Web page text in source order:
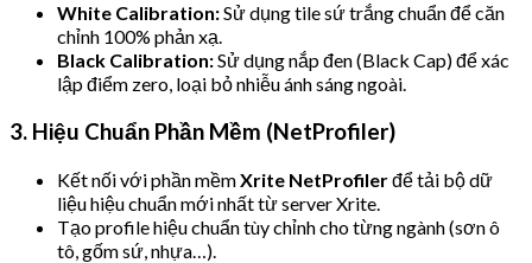
White Calibration:Sử dụng tile sứ trắng chuẩn để căn
chỉnh 100% phản xạ.
Black Calibration:Sử dụng nắp đen (Black Cap) để xác
lập điểm zero, loại bỏ nhiễu ánh sáng ngoài.
3. Hiệu Chuẩn Phần Mềm (NetProfiler)
Kết nối với phần mềmXrite NetProfilerđể tải bộ dữ
liệu hiệu chuẩn mới nhất từ server Xrite.
Tạo profile hiệu chuẩn tùy chỉnh cho từng ngành (sơn ô
tô, gốm sứ, nhựa…).